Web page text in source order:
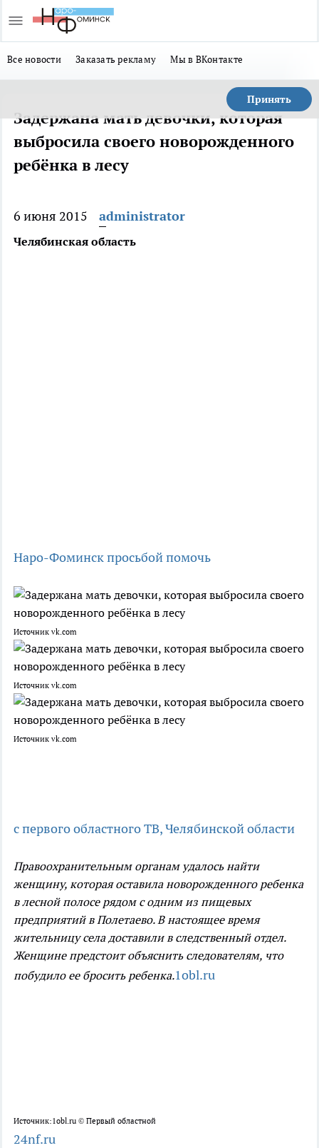
Все новости Заказать рекламу Мы в ВКонтакте
Принять
Задержана мать девочки, которая
выбросила своего новорожденного
ребёнка в лесу
6 июня 2015 administrator
Челябинская область
Наро-Фоминскпросьбой помочь
Источник vk.com
Источник vk.com
Источник vk.com
с первого областного ТВ, Челябинской области
Правоохранительным органам удалось найти
женщину, которая оставила новорожденного ребенка
в лесной полосе рядом с одним из пищевых
предприятий в Полетаево. В настоящее время
жительницу села доставили в следственный отдел.
Женщине предстоит объяснить следователям, что
побудило ее бросить ребенка.1obl.ru
Источник:1obl.ru © Первый областной
24nf.ru